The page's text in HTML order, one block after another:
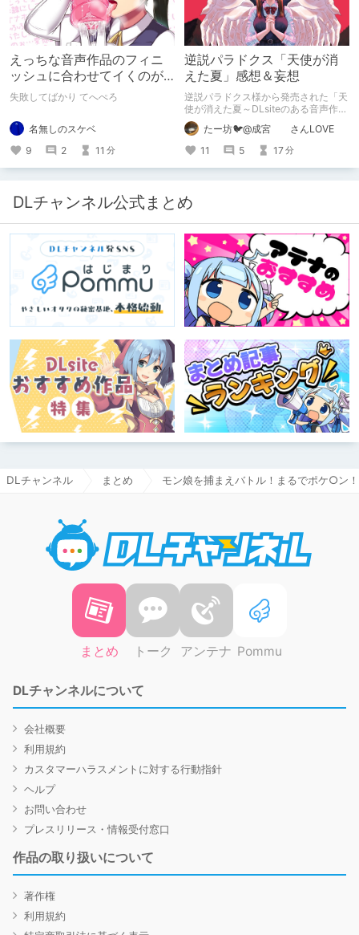
えっちな音声作品のフィニ
ッシュに合わせてイくのが
下手すぎる【失敗した話】
失敗してばかり てへぺろ
名無しのスケベ
9
2 11 分
逆説パラドクス「天使が消
えた夏」感想＆妄想
逆説パラドクス様から発売された「天
使が消えた夏～DLsiteのある音声作品
について～」の感想です。 妄想も多
いです。たー坊🐦@成宮 さんLOVE
11
5 17分
DLチャンネル公式まとめ
DLチャンネル まとめ モン娘を捕まえバトル！まるでポケ○ン
まとめ トーク アンテナ Pommu
DLチャンネルについて
会社概要
利用規約
カスタマーハラスメントに対する行動指針
ヘルプ
お問い合わせ
プレスリリース・情報受付窓口
作品の取り扱いについて
著作権
利用規約